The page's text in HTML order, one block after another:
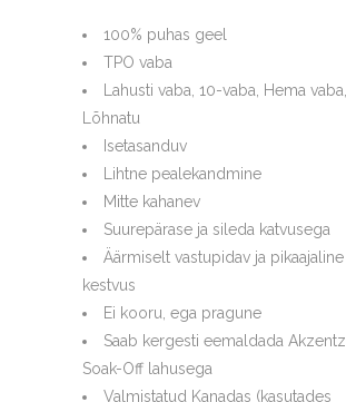
100% puhas geel
TPO vaba
Lahusti vaba, 10-vaba, Hema vaba,
Lõhnatu
Isetasanduv
Lihtne pealekandmine
Mitte kahanev
Suurepärase ja sileda katvusega
Äärmiselt vastupidav ja pikaajaline
kestvus
Ei kooru, ega pragune
Saab kergesti eemaldada Akzentz
Soak-Off lahusega
Valmistatud Kanadas (kasutades